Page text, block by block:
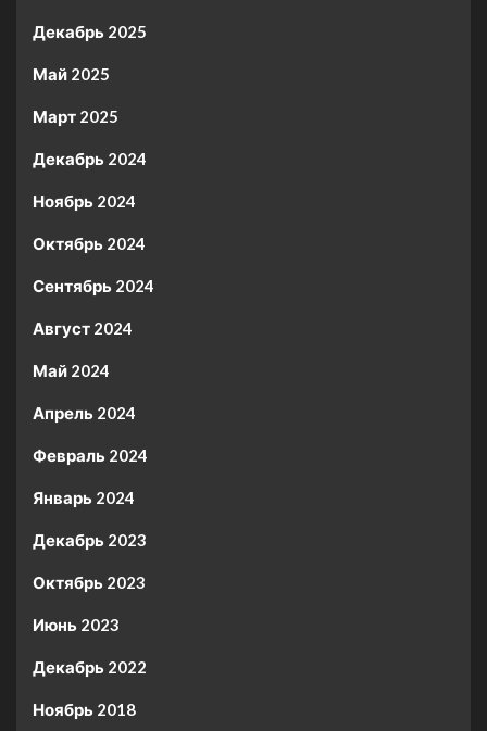
Декабрь 2025
Май 2025
Март 2025
Декабрь 2024
Ноябрь 2024
Октябрь 2024
Сентябрь 2024
Август 2024
Май 2024
Апрель 2024
Февраль 2024
Январь 2024
Декабрь 2023
Октябрь 2023
Июнь 2023
Декабрь 2022
Ноябрь 2018